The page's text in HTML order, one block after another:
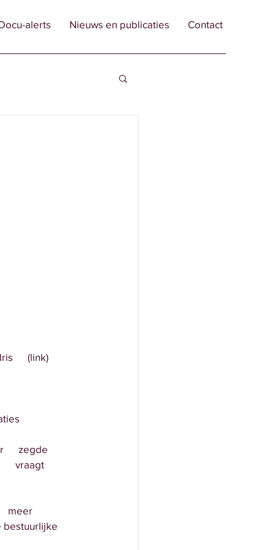
alerts Nieuws en publicaties Contact
(link)
zegde
vraagt
meer
bestuurlijke